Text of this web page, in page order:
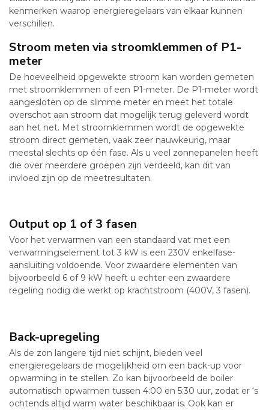
kenmerken waarop energieregelaars van elkaar kunnen
verschillen.
Stroom meten via stroomklemmen of P1-
meter
De hoeveelheid opgewekte stroom kan worden gemeten
met stroomklemmen of een P1-meter. De P1-meter wordt
aangesloten op de slimme meter en meet het totale
overschot aan stroom dat mogelijk terug geleverd wordt
aan het net. Met stroomklemmen wordt de opgewekte
stroom direct gemeten, vaak zeer nauwkeurig, maar
meestal slechts op één fase. Als u veel zonnepanelen heeft
die over meerdere groepen zijn verdeeld, kan dit van
invloed zijn op de meetresultaten.
Output op 1 of 3 fasen
Voor het verwarmen van een standaard vat met een
verwarmingselement tot 3 kW is een 230V enkelfase-
aansluiting voldoende. Voor zwaardere elementen van
bijvoorbeeld 6 of 9 kW heeft u echter een zwaardere
regeling nodig die werkt op krachtstroom (400V, 3 fasen).
Back-upregeling
Als de zon langere tijd niet schijnt, bieden veel
energieregelaars de mogelijkheid om een back-up voor
opwarming in te stellen. Zo kan bijvoorbeeld de boiler
automatisch opwarmen tussen 4:00 en 5:30 uur, zodat er ‘s
ochtends altijd warm water beschikbaar is. Ook kan er